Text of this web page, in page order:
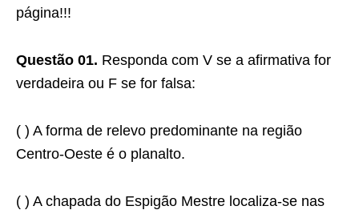
página!!!
Questão 01. Responda com V se a afirmativa for
verdadeira ou F se for falsa:
( ) A forma de relevo predominante na região
Centro-Oeste é o planalto.
( ) A chapada do Espigão Mestre localiza-se nas